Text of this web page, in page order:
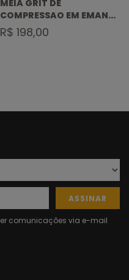
MEIA GRIT DE
COMPRESSAO EM EMANA
CANO INTEIRO
R$ 198,00
ASSINAR